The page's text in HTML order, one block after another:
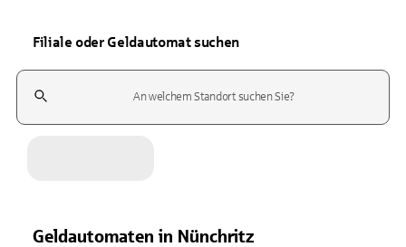
Filiale oder Geldautomat suchen
Suchfeld
Geldautomaten in Nünchritz